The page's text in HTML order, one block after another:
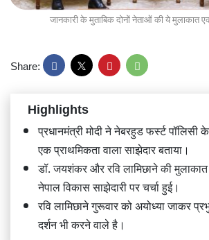
जानकारी के मुताबिक दोनों नेताओं की ये मुलाकात
Share:
Highlights
प्रधानमंत्री मोदी ने नेबरहुड फर्स्ट
एक प्राथमिकता वाला साझेदार बताया।
डॉ. जयशंकर और रवि लामिछाने की
नेपाल विकास साझेदारी पर चर्चा हुई।
रवि लामिछाने गुरूवार को अयोध्या जाकर
दर्शन भी करने वाले है।